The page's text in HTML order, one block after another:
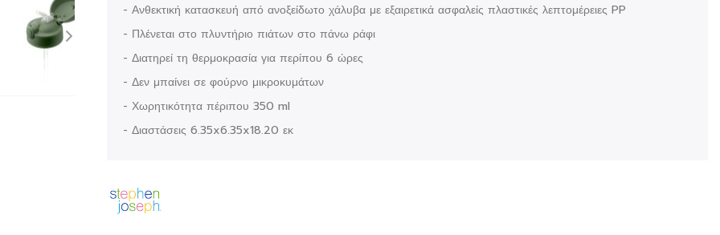
- Ανθεκτική κατασκευή από ανοξείδωτο χάλυβα με εξαιρετικά ασφαλείς πλαστικές λεπτομέρειες PP
- Πλένεται στο πλυντήριο πιάτων στο πάνω ράφι
- Διατηρεί τη θερμοκρασία για περίπου 6 ώρες
- Δεν μπαίνει σε φούρνο μικροκυμάτων
- Χωρητικότητα πέριπου 350 ml
- Διαστάσεις 6.35x6.35x18.20 εκ